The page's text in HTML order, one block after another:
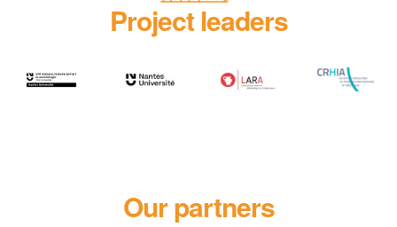
Project leaders
Our partners